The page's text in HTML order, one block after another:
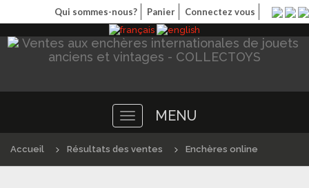
Qui sommes-nous? Panier Connectez vous
Toggle
navigation
MENU
Accueil Résultats des ventes Enchères online